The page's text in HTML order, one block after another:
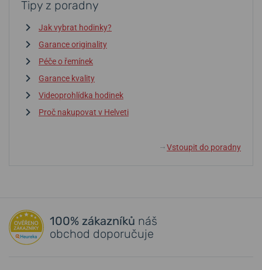
Tipy z poradny
Jak vybrat hodinky?
Garance originality
Péče o řemínek
Garance kvality
Videoprohlídka hodinek
Proč nakupovat v Helveti
↓ Vstoupit do poradny
100% zákazníků náš
obchod doporučuje